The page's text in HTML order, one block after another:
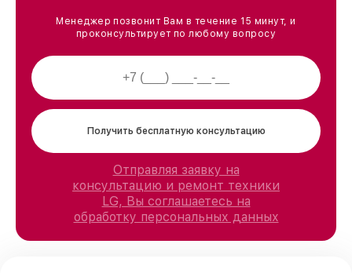
Менеджер позвонит Вам в течение 15 минут, и
проконсультирует по любому вопросу
Получить бесплатную консультацию
Отправляя заявку на
консультацию и ремонт техники
LG, Вы соглашаетесь на
обработку персональных данных